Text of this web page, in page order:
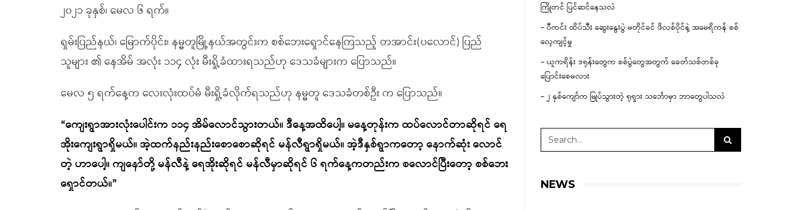
၂၀၂၁ ခုနှစ်၊ မေလ ၆ ရက်။
ရှမ်းပြည်နယ်၊ မြောက်ပိုင်း၊ နမ္မတူမြို့နယ်အတွင်းက စစ်ဘေးရှောင်နေကြသည့် တအာင်း(ပလောင်) ပြည်
သူများ ၏ နေအိမ် အလုံး ၁၁၄ လုံး မီးရှို့ခံထားရသည်ဟု ဒေသခံများက ပြောသည်။
မေလ ၅ ရက်နေ့က လေးလုံးထပ်မံ မီးရှို့ခံလိုက်ရသည်ဟု နမ္မတူ ဒေသခံတစ်ဦး က ပြောသည်။
“ကျေးရွာအားလုံးပေါင်းက ၁၁၄ အိမ်လောင်သွားတယ်။ ဒီနေ့အထိပေါ့။ မနေ့တုန်းက ထပ်လောင်တာဆိုရင် ရေ
အိုးကျေးရွာရှိမယ်။ အဲ့ထက်နည်းနည်းစောစောဆိုရင် မန်လီရွာရှိမယ်။ အဲ့ဒီနှစ်ရွာကတော့ နောက်ဆုံး လောင်
တဲ့ ဟာပေါ့။ ကျနော်တို့ မန်လီနဲ့ ရေအိုးဆိုရင် မန်လီမှာဆိုရင် ၆ ရက်နေ့ကတည်းက စလောင်ပြီးတော့ စစ်ဘေး
ရှောင်တယ်။”
ကြိုတင် ပြင်ဆင်နေသလဲ
– ပီကင်း ထိပ်သီး ဆွေးနွေးပွဲ မတိုင်ခင် ဖိလစ်ပိုင်နဲ့ အမေရိကန် စစ်
လေ့ကျင့်မှု
– ယူကရိန်း ဒရုန်းတွေက စစ်ပွဲတွေအတွက် ခေတ်သစ်တစ်ခု
ပြောင်းစေမလား
– ၂ နှစ်ကျော်က မြုပ်သွားတဲ့ ရုရှား သင်္ဘောမှာ ဘာတွေပါသလဲ
NEWS